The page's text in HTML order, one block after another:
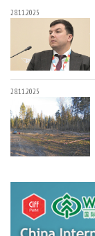
28.11.2025
28.11.2025